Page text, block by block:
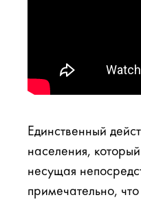
Единственный
населения,
несущая
примечательно,